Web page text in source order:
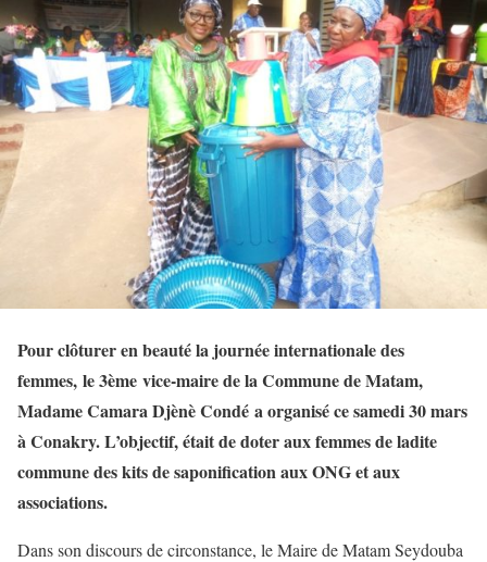
Pour clôturer en beauté la journée internationale des
femmes, le 3ème vice-maire de la Commune de Matam,
Madame Camara Djènè Condé a organisé ce samedi 30 mars
à Conakry. L’objectif, était de doter aux femmes de ladite
commune des kits de saponification aux ONG et aux
associations.
Dans son discours de circonstance, le Maire de Matam Seydouba